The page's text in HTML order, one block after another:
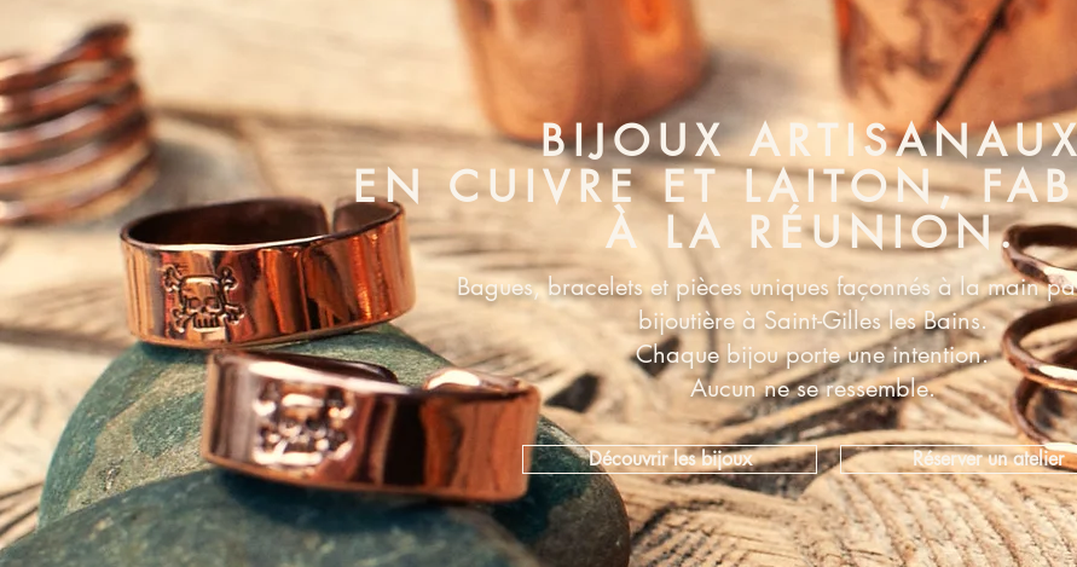
BIJOUX
EN CUIVRE ET LAITON,
À LA RÉUNION.
Bagues, bracelets et pièces uniques façonnés à la main
bijoutière à Saint-Gilles les Bains.
Chaque bijou porte une intention.
Aucun ne se ressemble.
Découvrir les bijoux Réserver un atelier